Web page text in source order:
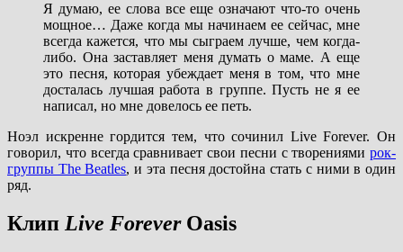
Я думаю, ее слова все еще означают что-то очень
мощное… Даже когда мы начинаем ее сейчас, мне
всегда кажется, что мы сыграем лучше, чем когда-
либо. Она заставляет меня думать о маме. А еще
это песня, которая убеждает меня в том, что мне
досталась лучшая работа в группе. Пусть не я ее
написал, но мне довелось ее петь.
Ноэл искренне гордится тем, что сочинил Live Forever. Он
говорил, что всегда сравнивает свои песни с творениями рок-
группы The Beatles, и эта песня достойна стать с ними в один
ряд.
Клип Live ForeverOasis